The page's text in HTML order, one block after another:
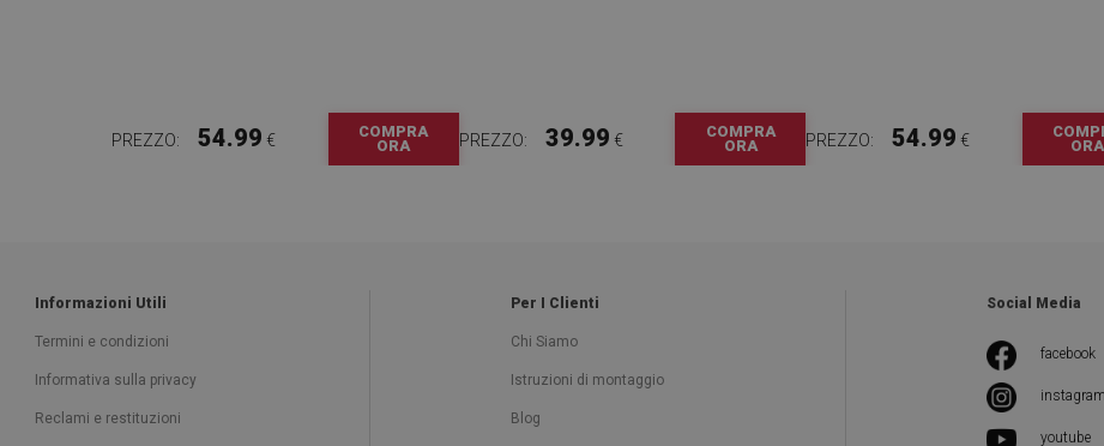
PREZZO: 54.99 €
COMPRA
ORA
PREZZO: 39.99 €
COMPRA
ORA
PREZZO: 54.99 €
ORA
Informazioni Utili
Termini e condizioni
Informativa sulla privacy
Reclami e restituzioni
Per I Clienti
Chi Siamo
Istruzioni di montaggio
Blog
Social Media
facebook
instagram
youtube